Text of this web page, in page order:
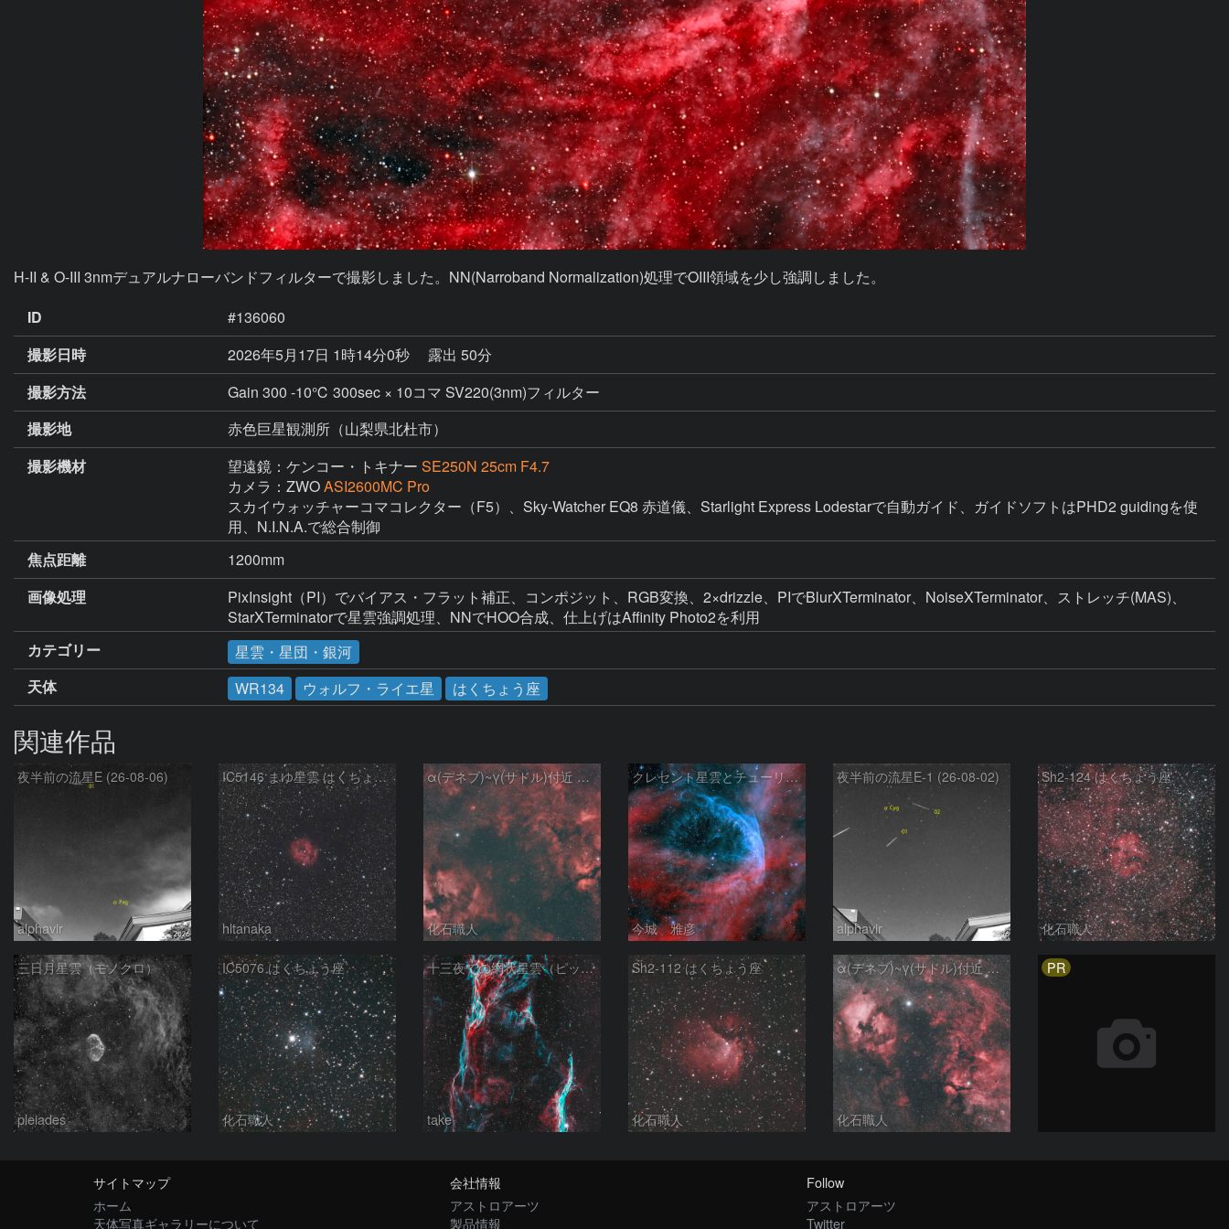
H-II & O-III 3nmデュアルナローバンドフィルターで撮影しました。NN(Narroband Normalization)処理でOIII領域を少し強調しました。
ID
#136060
撮影日時
2026年5月17日 1時14分0秒
露出 50分
撮影方法
Gain 300 -10℃ 300sec × 10コマ SV220(3nm)フィルター
撮影地
赤色巨星観測所（山梨県北杜市）
撮影機材
望遠鏡：ケンコー・トキナー SE250N 25cm F4.7
カメラ：ZWOASI2600MC Pro
スカイウォッチャーコマコレクター（F5）、Sky-Watcher EQ8 赤道儀、Starlight Express Lodestarで自動ガイド、ガイドソフトはPHD2 guidingを使
焦点距離
1200mm
画像処理
PixInsight（PI）でバイアス・フラット補正、コンポジット、RGB変換、2×drizzle、PIでBlurXTerminator、NoiseXTerminator、ストレッチ(MAS)、
StarXTerminatorで星雲強調処理、NNでHOO合成、仕上げはAffinity Photo2を利用
カテゴリー
星雲・星団・銀河
天体
WR134 ウォルフ・ライエ星 はくちょう座
関連作品
夜半前の流星E (26-08-06)
alphavir
IC5146 まゆ星雲 はくちょう座
hltanaka
α(デネブ)~γ(サドル)付近 NGC7000 北アメリカ星雲 IC5067~5070 ペリカン星雲 Sh2-112 はくちょう座
化石職人
クレセント星雲とチューリップ星雲の真ん中あたりにある星雲 NGC6883 ???
今城 雅彦
夜半前の流星E-1 (26-08-02)
alphavir
Sh2-124 はくちょう座
化石職人
三日月星雲（モノクロ）
pleiades
IC5076 はくちょう座
化石職人
十三夜での網状星雲（ピッカリングの三角）
take
Sh2-112 はくちょう座
化石職人
α(デネブ)~γ(サドル)付近 NGC7000 北アメリカ星雲 IC5067~5070 ペリカン星雲 はくちょう座
化石職人
PR
サイトマップ
ホーム
天体写真ギャラリーについて
会社情報
アストロアーツ
製品情報
Follow
アストロアーツ
Twitter